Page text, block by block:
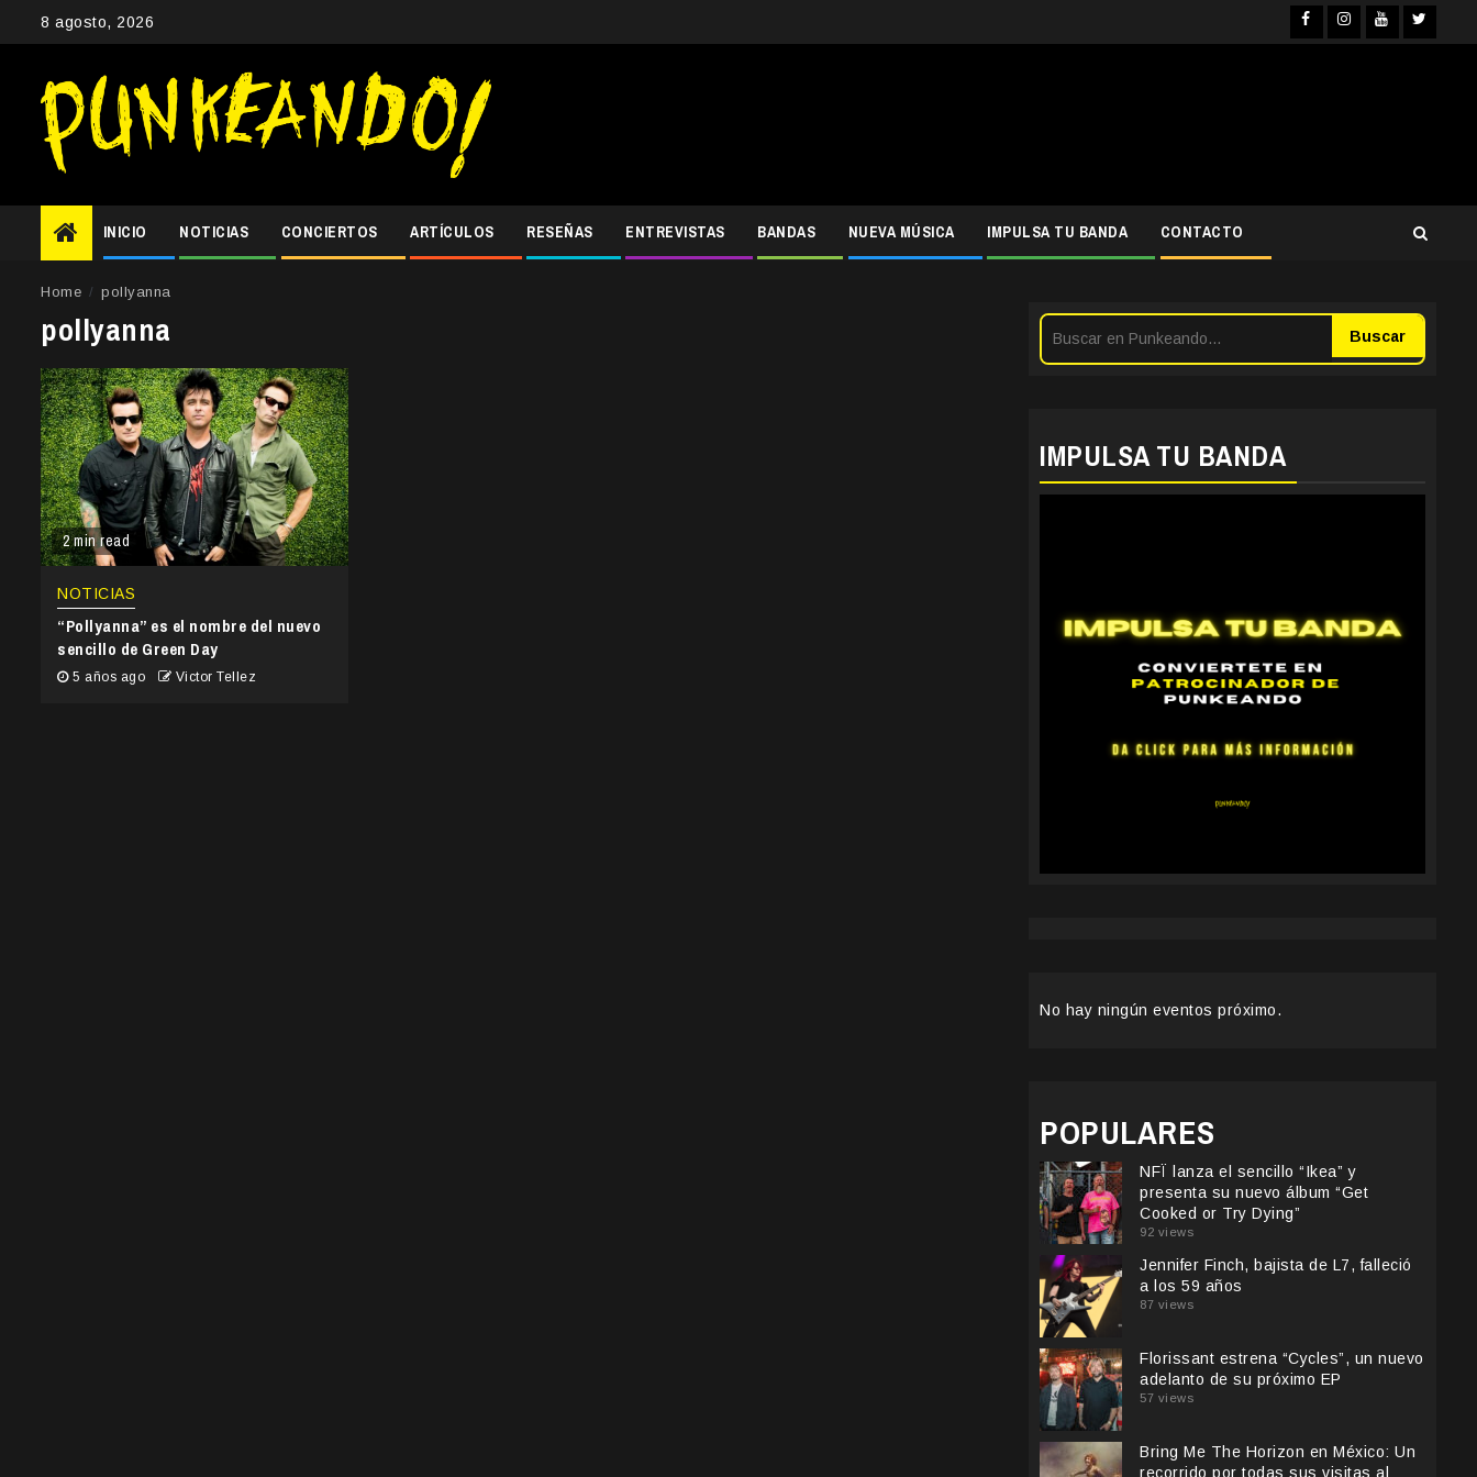
8 agosto, 2026 Facebook
Instagram
INICIO NOTICIAS CONCIERTOS ARTÍCULOS RESEÑAS ENTREVISTAS BANDAS NUEVA MÚSICA IMPULSA TU BANDA CONTACTO
Home pollyanna
pollyanna
2 min read
NOTICIAS
“Pollyanna” es el nombre del nuevo
sencillo de Green Day
5 años ago Victor Tellez
Buscar
IMPULSA TU BANDA
No hay ningún eventos próximo.
POPULARES
NFÏ lanza el sencillo “Ikea” y
presenta su nuevo álbum “Get
Cooked or Try Dying”
92 views
Jennifer Finch, bajista de L7, falleció
a los 59 años
87 views
Florissant estrena “Cycles”, un nuevo
adelanto de su próximo EP
57 views
Bring Me The Horizon en México: Un
recorrido por todas sus visitas al